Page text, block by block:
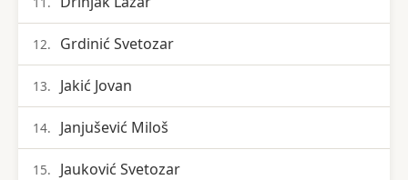
12. Grdinić Svetozar
13. Jakić Jovan
14. Janjušević Miloš
15. Jauković Svetozar